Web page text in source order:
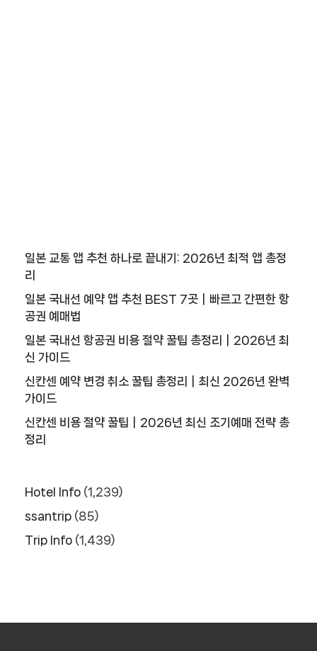
일본 교통 앱 추천 하나로 끝내기: 2026년 최적 앱 총정
리
일본 국내선 예약 앱 추천 BEST 7곳｜빠르고 간편한 항
공권 예매법
일본 국내선 항공권 비용 절약 꿀팁 총정리｜2026년 최
신 가이드
신칸센 예약 변경 취소 꿀팁 총정리｜최신 2026년 완벽
가이드
신칸센 비용 절약 꿀팁｜2026년 최신 조기예매 전략 총
정리
Hotel Info (1,239)
ssantrip (85)
Trip Info (1,439)